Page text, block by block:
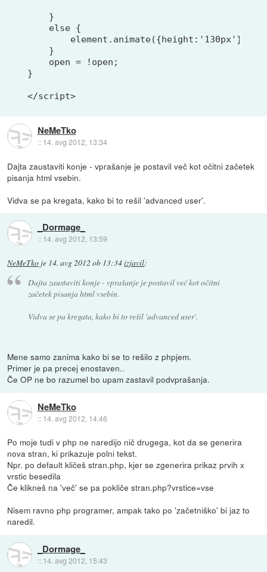
    }
    else {
        element.animate({height:'130px'});
    }
    open = !open;
}
NeMeTko
:: 14. avg 2012, 13:34
Dajta zaustaviti konje - vprašanje je postavil več kot očitni začetek
pisanja html vsebin.
Vidva se pa kregata, kako bi to rešil 'advanced user'.
_Dormage_
:: 14. avg 2012, 13:59
NeMeTko je 14. avg 2012 ob 13:34izjavil:
Dajta zaustaviti konje - vprašanje je postavil več kot očitni
začetek pisanja html vsebin.
Vidva se pa kregata, kako bi to rešil 'advanced user'.
Mene samo zanima kako bi se to rešilo z phpjem.
Primer je pa precej enostaven..
Če OP ne bo razumel bo upam zastavil podvprašanja.
NeMeTko
:: 14. avg 2012, 14:46
Po moje tudi v php ne naredijo nič drugega, kot da se generira
nova stran, ki prikazuje polni tekst.
Npr. po default kličeš stran.php, kjer se zgenerira prikaz prvih x
vrstic besedila
Če klikneš na 'več' se pa pokliče stran.php?vrstice=vse
Nisem ravno php programer, ampak tako po 'začetniško' bi jaz to
naredil.
_Dormage_
:: 14. avg 2012, 15:43